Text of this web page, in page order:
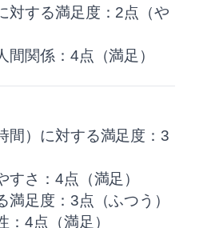
対する満足度：2点（や
間関係：4点（満足）
間）に対する満足度：3
すさ：4点（満足）
満足度：3点（ふつう）
：4点（満足）